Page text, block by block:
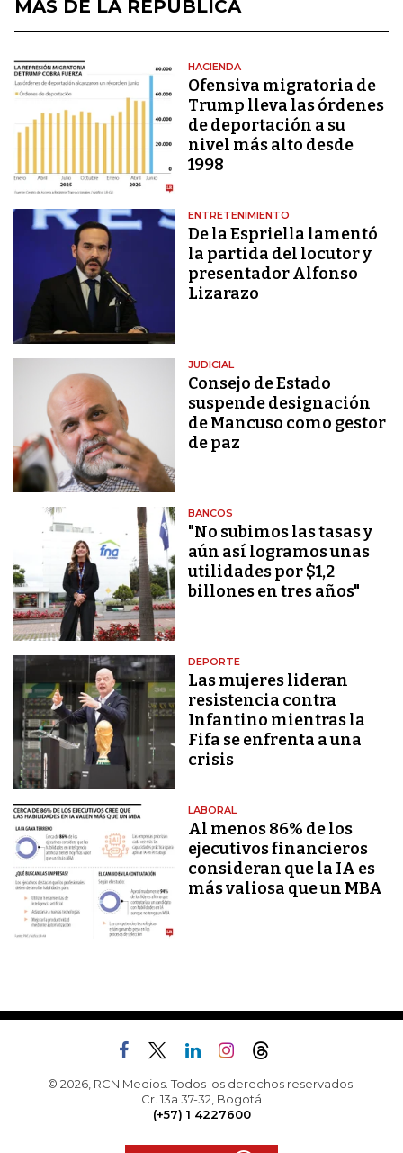
MÁS DE LA REPÚBLICA
HACIENDA
Ofensiva migratoria de
Trump lleva las órdenes
de deportación a su
nivel más alto desde
1998
ENTRETENIMIENTO
De la Espriella lamentó
la partida del locutor y
presentador Alfonso
Lizarazo
JUDICIAL
Consejo de Estado
suspende designación
de Mancuso como gestor
de paz
BANCOS
"No subimos las tasas y
aún así logramos unas
utilidades por $1,2
billones en tres años"
DEPORTE
Las mujeres lideran
resistencia contra
Infantino mientras la
Fifa se enfrenta a una
crisis
LABORAL
Al menos 86% de los
ejecutivos financieros
consideran que la IA es
más valiosa que un MBA
© 2026, RCN Medios. Todos los derechos reservados.
Cr. 13a 37-32, Bogotá
(+57) 1 4227600